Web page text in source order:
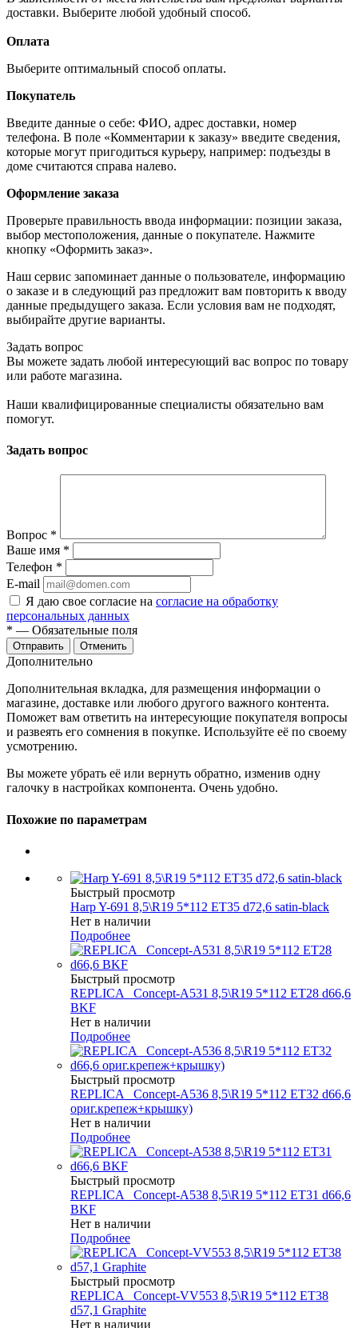
доставки. Выберите любой удобный способ.
Оплата
Выберите оптимальный способ оплаты.
Покупатель
Введите данные о себе: ФИО, адрес доставки, номер
телефона. В поле «Комментарии к заказу» введите сведения,
которые могут пригодиться курьеру, например: подъезды в
доме считаются справа налево.
Оформление заказа
Проверьте правильность ввода информации: позиции заказа,
выбор местоположения, данные о покупателе. Нажмите
кнопку «Оформить заказ».
Наш сервис запоминает данные о пользователе, информацию
о заказе и в следующий раз предложит вам повторить к вводу
данные предыдущего заказа. Если условия вам не подходят,
выбирайте другие варианты.
Задать вопрос
Вы можете задать любой интересующий вас вопрос по товару
или работе магазина.
Наши квалифицированные специалисты обязательно вам
помогут.
Задать вопрос
Вопрос *
Ваше имя *
Телефон *
E-mail
Я даю свое согласие на согласие на обработку
персональных данных
* — Обязательные поля
Отменить
Дополнительно
Дополнительная вкладка, для размещения информации о
магазине, доставке или любого другого важного контента.
Поможет вам ответить на интересующие покупателя вопросы
и развеять его сомнения в покупке. Используйте её по своему
усмотрению.
Вы можете убрать её или вернуть обратно, изменив одну
галочку в настройках компонента. Очень удобно.
Похожие по параметрам
Быстрый просмотр
Harp Y-691 8,5\R19 5*112 ET35 d72,6 satin-black
Нет в наличии
Подробнее
Быстрый просмотр
REPLICA _Concept-A531 8,5\R19 5*112 ET28 d66,6
BKF
Нет в наличии
Подробнее
Быстрый просмотр
REPLICA _Concept-A536 8,5\R19 5*112 ET32 d66,6
ориг.крепеж+крышку)
Нет в наличии
Подробнее
Быстрый просмотр
REPLICA _Concept-A538 8,5\R19 5*112 ET31 d66,6
BKF
Нет в наличии
Подробнее
Быстрый просмотр
REPLICA _Concept-VV553 8,5\R19 5*112 ET38
d57,1 Graphite
Нет в наличии